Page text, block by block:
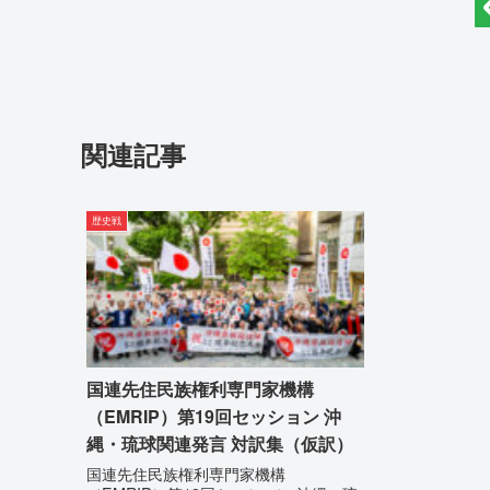
関連記事
歴史戦
国連先住民族権利専門家機構
（EMRIP）第19回セッション 沖
縄・琉球関連発言 対訳集（仮訳）
国連先住民族権利専門家機構